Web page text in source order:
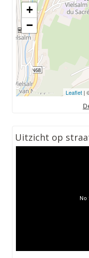
+
−
Leaflet|
Uitzicht op